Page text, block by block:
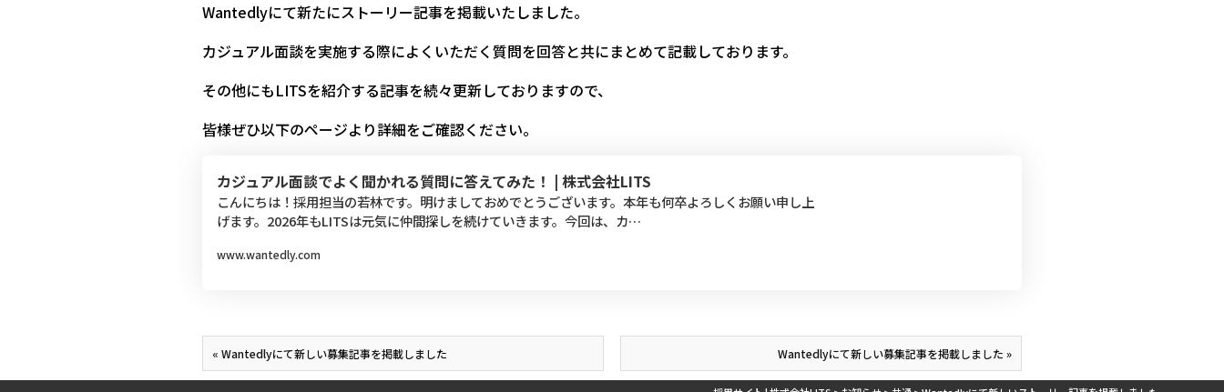
Wantedlyにて新たにストーリー記事を掲載いたしました。
カジュアル面談を実施する際によくいただく質問を回答と共にまとめて記載しております。
その他にもLITSを紹介する記事を続々更新しておりますので、
皆様ぜひ以下のページより詳細をご確認ください。
カジュアル面談でよく聞かれる質問に答えてみた！ | 株式会社LITS
こんにちは！採用担当の若林です。明けましておめでとうございます。本年も何卒よろしくお願い申し上
げます。2026年もLITSは元気に仲間探しを続けていきます。今回は、カ…
www.wantedly.com
« Wantedlyにて新しい募集記事を掲載しました Wantedlyにて新しい募集記事を掲載しました »